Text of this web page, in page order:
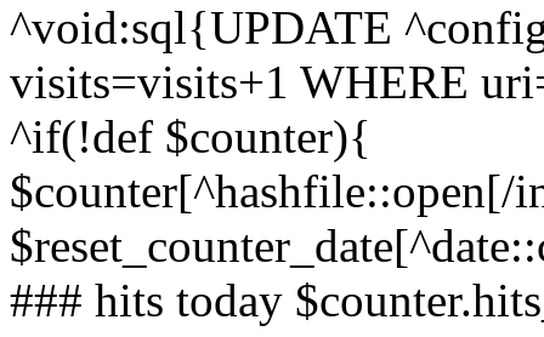
^void:sql{UPDATE
visits=visits+1 WHERE
^if(!def $counter){
$counter[^hashfile::open[/
### hits today